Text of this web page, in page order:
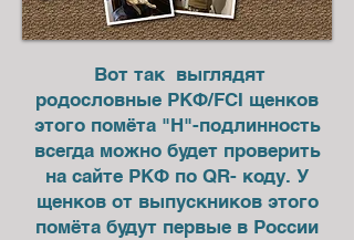
Вот так выглядят
родословные РКФ/FCI щенков
этого помёта "Н"-подлинность
всегда можно будет проверить
на сайте РКФ по QR- коду. У
щенков от выпускников этого
помёта будут первые в России